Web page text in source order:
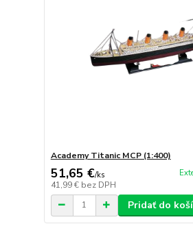
Academy Titanic MCP (1:400)
51,65 €/ks
41,99 € bez DPH
Pridať do